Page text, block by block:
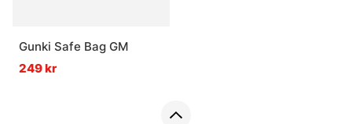
Gunki Safe Bag GM
249 kr